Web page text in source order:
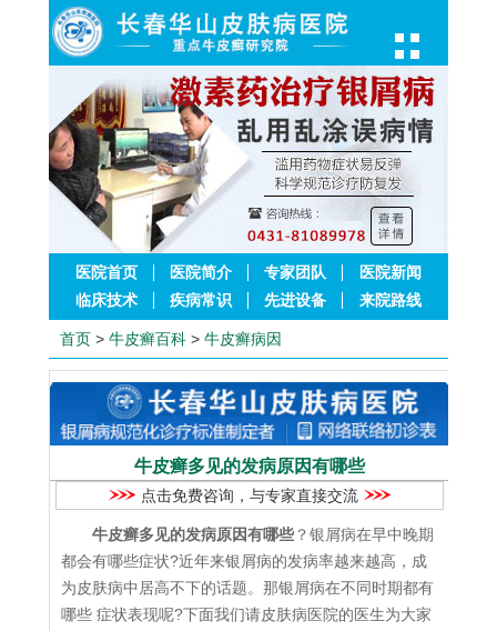
医院首页 医院简介 专家团队
医院新闻
临床技术
疾病常识 先进设备 来院路线
首页 > 牛皮癣百科 > 牛皮癣病因
牛皮癣多见的发病原因有哪些
点击免费咨询，与专家直接交流
牛皮癣多见的发病原因有哪些 ？银屑病在早中晚期
都会有哪些症状?近年来银屑病的发病率越来越高，成
为皮肤病中居高不下的话题。那银屑病在不同时期都有
哪些 症状表现呢?下面我们请皮肤病医院的医生为大家